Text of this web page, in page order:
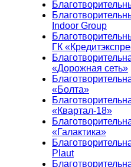
Indoor Group
ГК
«Дорожная сеть»
«Болта»
«Квартал-18»
«Галактика»
Plaut